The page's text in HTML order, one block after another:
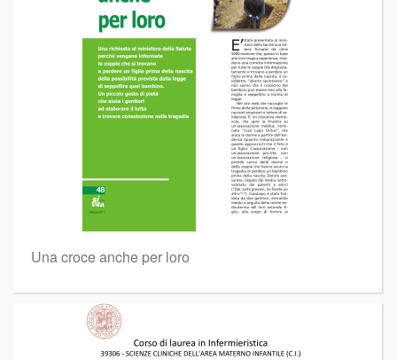
Una croce anche per loro